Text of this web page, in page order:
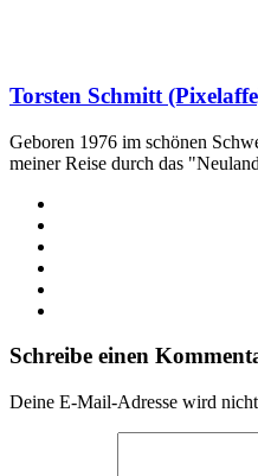
Torsten Schmitt
Geboren 1976 im schönen
meiner Reise durch das
Schreibe einen
Deine E-Mail-Adresse wird